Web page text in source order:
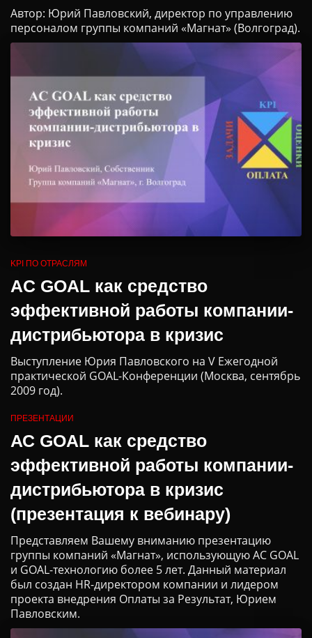
Автор: Юрий Павловский, директор по управлению
персоналом группы компаний «Магнат» (Волгоград).
KPI ПО ОТРАСЛЯМ
AC GOAL как средство
эффективной работы компании-
дистрибьютора в кризис
Выступление Юрия Павловского на V Ежегодной
практической GOAL-Конференции (Москва, сентябрь
2009 год).
ПРЕЗЕНТАЦИИ
АС GOAL как средство
эффективной работы компании-
дистрибьютора в кризис
(презентация к вебинару)
Представляем Вашему вниманию презентацию
группы компаний «Магнат», использующую АС GOAL
и GOAL-технологию более 5 лет. Данный материал
был создан HR-директором компании и лидером
проекта внедрения Оплаты за Результат, Юрием
Павловским.